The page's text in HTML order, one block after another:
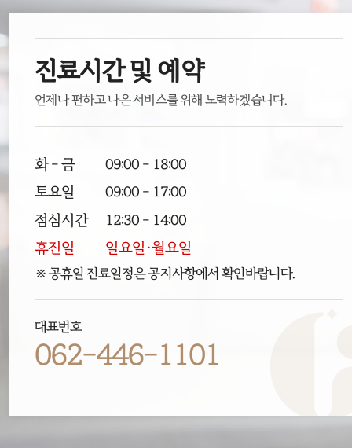
진료시간 및 예약
언제나 편하고 나은 서비스를 위해 노력하겠습니다.
화 - 금
09:00 - 18:00
토요일
09:00 - 17:00
점심시간
12:30 - 14:00
휴진일
일요일·월요일
※ 공휴일 진료일정은 공지사항에서 확인바랍니다.
대표번호
062-446-1101